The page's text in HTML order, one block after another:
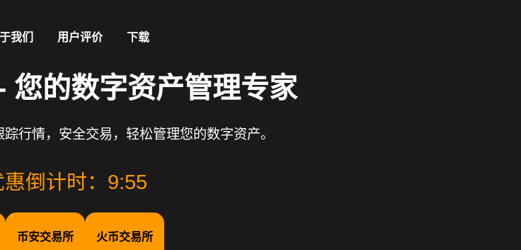
我们 用户评价 下载
您的数字资产管理专家
行情，安全交易，轻松管理您的数字资产。
倒计时： 9:54
币安交易所 火币交易所